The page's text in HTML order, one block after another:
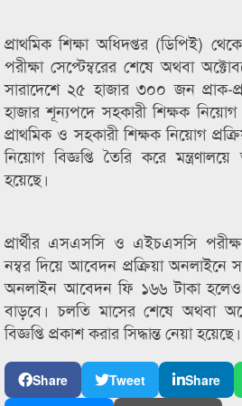
প্রাথমিক শিক্ষা অধিদপ্তর (ডিপিই)
পরীক্ষা সেপ্টেম্বরের শেষে অথবা
সারাদেশে ২৫ হাজার ৩০০ জন প্রাক-
হাজার শূন্যপদে সহকারী শিক্ষক নিয়োগ
প্রাথমিক ও সহকারী শিক্ষক নিয়োগ
নিয়োগ বিজ্ঞপ্তি তৈরি করে
হয়েছে।
প্রার্থীর এসএসসি ও এইচএসসি
নম্বর দিয়ে আবেদন প্রক্রিয়া
অনলাইন আবেদন ফি ১৬৬ টাকা
বাড়বে। চলতি মাসের শেষে অথবা
বিজ্ঞপ্তি প্রকাশ করার সিদ্ধান্ত নেয়া হয়েছে।
Share Tweet Share